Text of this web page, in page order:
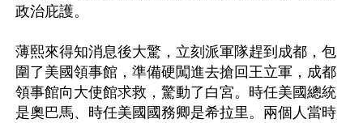
政治庇護。
薄熙來得知消息後大驚，立刻派軍隊趕到成都，包
圍了美國領事館，準備硬闖進去搶回王立軍，成都
領事館向大使館求救，驚動了白宮。時任美國總統
是奧巴馬、時任美國國務卿是希拉里。兩個人當時